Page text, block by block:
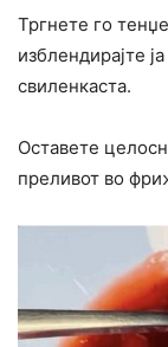
Тргнете го
изблендирајте
свиленкаста.
Оставете
преливот во